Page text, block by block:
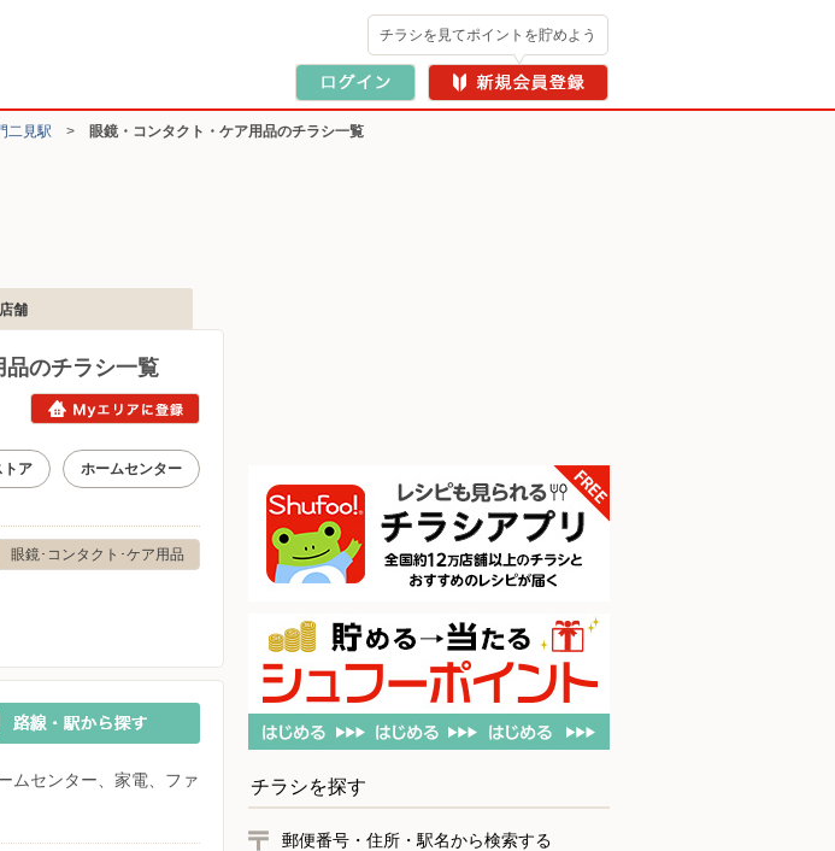
チラシを見てポイントを貯めよう
二見駅 > 眼鏡・コンタクト・ケア用品のチラシ一覧
店舗
のチラシ一覧
トア ホームセンター
眼鏡･コンタクト･ケア用品
ムセンター、家電、ファ
チラシを探す
郵便番号・住所・駅名から検索する